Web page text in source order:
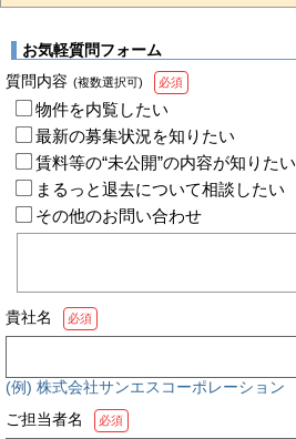
お気軽質問フォーム
質問内容 (複数選択可) 必須
物件を内覧したい
最新の募集状況を知りたい
賃料等の“未公開”の内容が知りたい
まるっと退去について相談したい
その他のお問い合わせ
貴社名 必須
(例) 株式会社サンエスコーポレーション
ご担当者名
必須